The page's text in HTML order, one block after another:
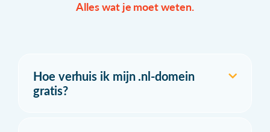
Alles wat je moet weten.
Hoe verhuis ik mijn .nl-domein
gratis?